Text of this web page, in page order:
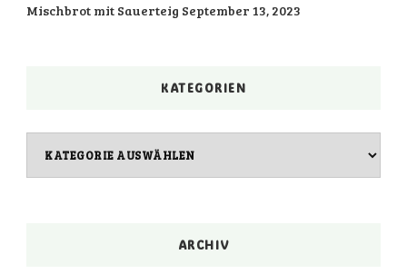
Mischbrot mit Sauerteig September 13, 2023
KATEGORIEN
ARCHIV